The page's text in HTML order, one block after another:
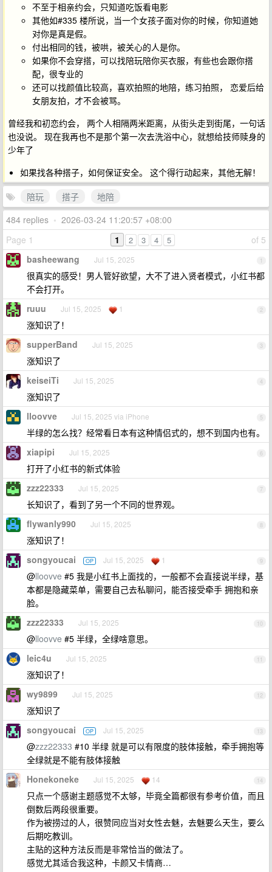
不至于相亲约会，只知道吃饭看电影
其他如#335 楼所说，当一个女孩子面对你的时候，你知道她
对你是真是假。
付出相同的钱，被哄，被关心的人是你。
如果你不会穿搭，可以找陪玩陪你买衣服，有些也会跟你搭
配，很专业的
还可以找颜值比较高，喜欢拍照的地陪，练习拍照， 恋爱后给
女朋友拍，才不会被骂。
曾经我和初恋约会， 两个人相隔两米距离，从街头走到街尾，一句话
也没说。 现在我再也不是那个第一次去洗浴中心，就想给技师赎身的
少年了
如果找各种搭子，如何保证安全。 这个得行动起来，其他无解！
陪玩
搭子
地陪
484 replies • 2026-03-24 11:20:57 +08:00
Page 1
of 5
1 2 3 4 5
1
basheewang Jul 15, 2025
很真实的感受！男人管好欲望，大不了进入贤者模式，小红书都
不会打开。
2
ruuu Jul 15, 2025 1
涨知识了！
3
supperBand Jul 15, 2025
涨知识了
4
keiseiTi Jul 15, 2025
涨知识了
5
lloovve Jul 15, 2025 via iPhone
半绿的怎么找？经常看日本有这种情侣式的，想不到国内也有。
6
xiapipi Jul 15, 2025
打开了小红书的新式体验
7
zzz22333 Jul 15, 2025
长知识了，看到了另一个不同的世界观。
8
flywanly990 Jul 15, 2025
涨知识了！
9
songyoucai OP Jul 15, 2025 1
@lloovve #5 我是小红书上面找的，一般都不会直接说半绿，基
本都是隐藏菜单，需要自己去私聊问，能否接受牵手 拥抱和亲
脸。
10
zzz22333 Jul 15, 2025
@lloovve #5 半绿，全绿啥意思。
11
leic4u Jul 15, 2025
涨知识了！
12
wy9899 Jul 15, 2025
涨知识了
13
songyoucai OP Jul 15, 2025
@zzz22333 #10 半绿 就是可以有限度的肢体接触，牵手拥抱等
全绿就是不能有肢体接触
14
Honekoneke Jul 15, 2025 14
只点一个感谢主题感觉不太够，毕竟全篇都很有参考价值，而且
倒数后两段很重要。
作为被捞过的人，很赞同应当对女性去魅，去魅要么天生，要么
后期吃教训。
主贴的这种方法反而是非常恰当的做法了。
感觉尤其适合我这种，卡颜又卡情商…